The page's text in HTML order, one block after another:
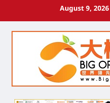
August 9, 2026